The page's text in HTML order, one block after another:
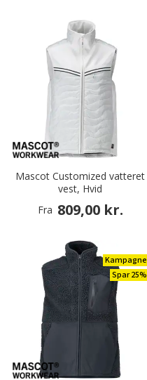
Mascot Customized vatteret
vest, Hvid
Fra 809,00 kr.
Kampagne
Spar 25%